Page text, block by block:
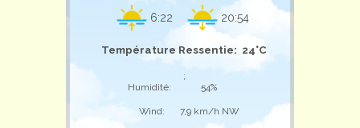
6:22 20:54
Température Ressentie: 24°C
;
Humidité:
54%
Wind: 7,9 km/h NW